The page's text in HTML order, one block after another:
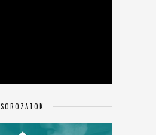
SOROZATOK